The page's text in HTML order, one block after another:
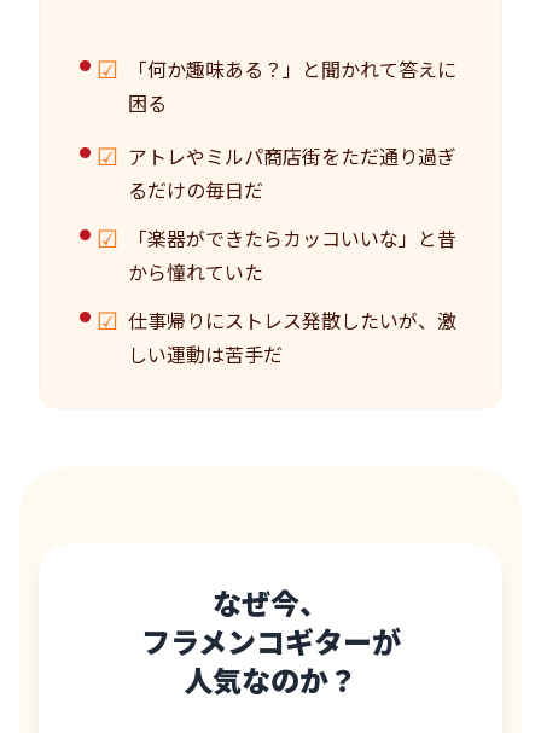
☑
「何か趣味ある？」と聞かれて答えに
困る
☑ アトレやミルパ商店街をただ通り過ぎ
るだけの毎日だ
☑
「楽器ができたらカッコいいな」と昔
から憧れていた
☑ 仕事帰りにストレス発散したいが、激
しい運動は苦手だ
なぜ今、
フラメンコギターが
人気なのか？